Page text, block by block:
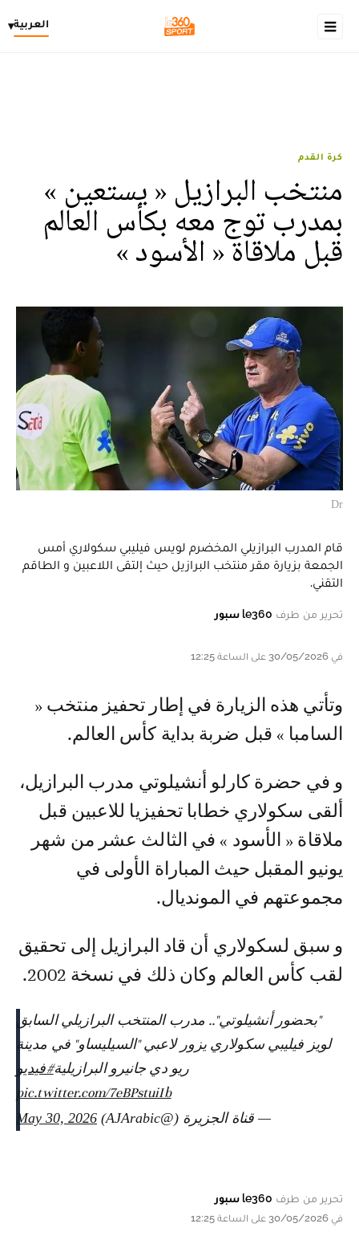
العربية▾
كرة القدم
منتخب البرازيل « يستعين »
بمدرب توج معه بكأس العالم
قبل ملاقاة « الأسود »
Dr
قام المدرب البرازيلي المخضرم لويس فيليبي سكولاري أمس
الجمعة بزيارة مقر منتخب البرازيل حيث إلتقى اللاعبين و الطاقم
التقني.
تحرير من طرف le360 سبور
في 30/05/2026 على الساعة 12:25
و تأتي هذه الزيارة في إطار تحفيز منتخب «
السامبا » قبل ضربة بداية كأس العالم.
و في حضرة كارلو أنشيلوتي مدرب البرازيل،
ألقى سكولاري خطابا تحفيزيا للاعبين قبل
ملاقاة « الأسود » في الثالث عشر من شهر
يونيو المقبل حيث المباراة الأولى في
مجموعتهم في المونديال.
و سبق لسكولاري أن قاد البرازيل إلى تحقيق
لقب كأس العالم وكان ذلك في نسخة 2002.
"بحضور أنشيلوتي".. مدرب المنتخب البرازيلي السابق
لويز فيليبي سكولاري يزور لاعبي "السيليساو" في مدينة
ريو دي جانيرو البرازيلية#فيديو
pic.twitter.com/7eBPstuiIb
— قناة الجزيرة (@AJArabic) May 30, 2026
تحرير من طرف le360 سبور
في 30/05/2026 على الساعة 12:25